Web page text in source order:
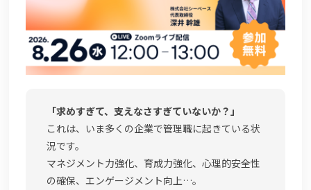
資料請求(無料) お見積もり依頼
「求めすぎて、支えなさすぎていないか？」
これは、いま多くの企業で管理職に起きている状
況です。
マネジメント力強化、育成力強化、心理的安全性
の確保、エンゲージメント向上…。